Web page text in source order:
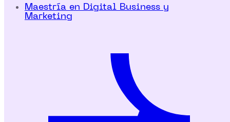
Maestría en Digital Business y
Marketing